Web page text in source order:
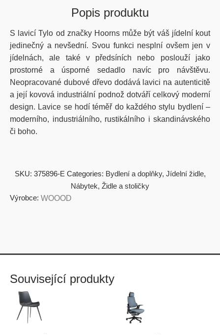
Popis produktu
S lavicí Tylo od značky Hoorns může být váš jídelní kout
jedinečný a nevšední. Svou funkci nesplní ovšem jen v
jídelnách, ale také v předsíních nebo poslouží jako
prostorné a úsporné sedadlo navíc pro návštěvu.
Neopracované dubové dřevo dodává lavici na autenticitě
a její kovová industriální podnož dotváří celkový moderní
design. Lavice se hodí téměř do každého stylu bydlení –
moderního, industriálního, rustikálního i skandinávského
či boho.
SKU: 375896-E Categories: Bydlení a doplňky, Jídelní židle,
Nábytek, Židle a stoličky
Výrobce: WOOOD
Související produkty